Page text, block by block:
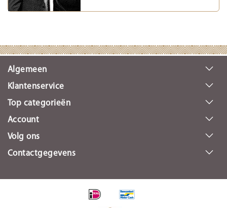
Algemeen
Klantenservice
Top categorieën
Account
Volg ons
Contactgegevens